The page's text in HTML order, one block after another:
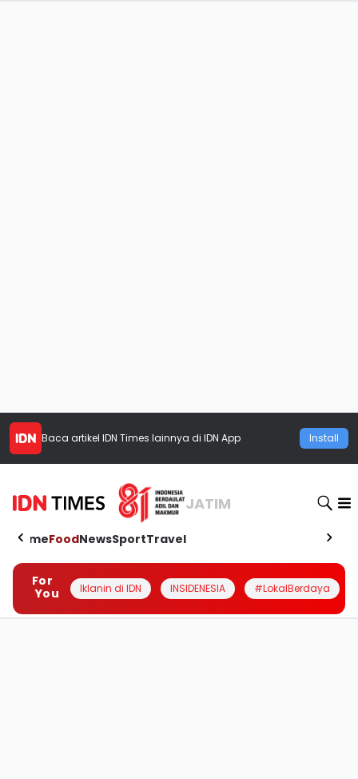
Baca artikel IDN Times lainnya di IDN App Install
JATIM
HomeFoodNewsSportTravel
For
You
Iklanin di IDN INSIDENESIA #LokalBerdaya